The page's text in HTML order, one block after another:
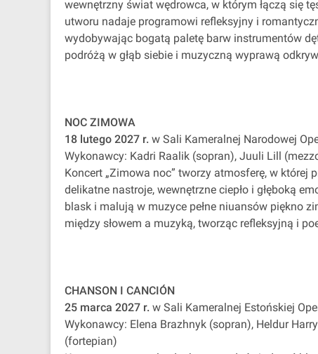
wewnętrzny świat wędrowca, w którym łączą się
utworu nadaje programowi refleksyjny i
wydobywając bogatą paletę barw instrumentów
podróżą w głąb siebie i muzyczną wyprawą
NOC ZIMOWA
18 lutego 2027 r. w Sali Kameralnej Narodowej
Wykonawcy: Kadri Raalik (sopran), Juuli Lill
Koncert „Zimowa noc” tworzy atmosferę, w której
delikatne nastroje, wewnętrzne ciepło i głęboką
blask i malują w muzyce pełne niuansów piękno
między słowem a muzyką, tworząc refleksyjną i
CHANSON I CANCIÓN
25 marca 2027 r. w Sali Kameralnej Estońskiej
Wykonawcy: Elena Brazhnyk (sopran), Heldur
(fortepian)